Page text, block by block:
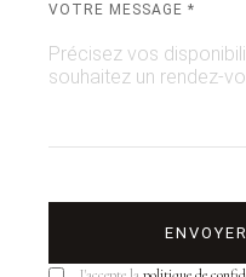
VOTRE MESSAGE *